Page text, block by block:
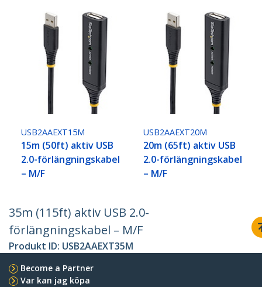
USB2AAEXT15M
15m (50ft) aktiv USB
2.0-förlängningskabel
– M/F
USB2AAEXT20M
20m (65ft) aktiv USB
2.0-förlängningskabel
– M/F
35m (115ft) aktiv USB 2.0-
förlängningskabel – M/F
Produkt ID: USB2AAEXT35M
Become a Partner
Var kan jag köpa